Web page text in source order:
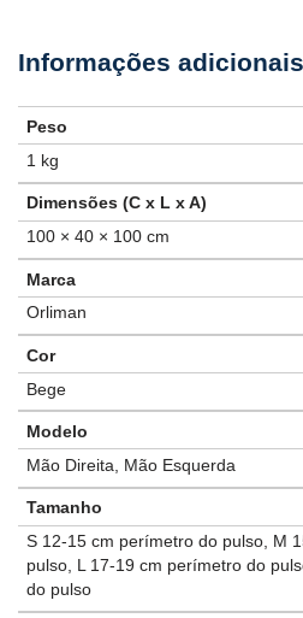
Peso
1 kg
Dimensões (C x L x A)
100 × 40 × 100 cm
Marca
Orliman
Cor
Bege
Modelo
Mão Direita, Mão Esquerda
Tamanho
S 12-15 cm perímetro do pulso, M
pulso, L 17-19 cm perímetro do
do pulso